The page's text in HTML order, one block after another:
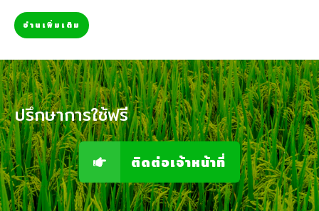
อ่านเพิ่มเติม
ปรึกษาการใช้ฟรี
ติดต่อเจ้าหน้าที่